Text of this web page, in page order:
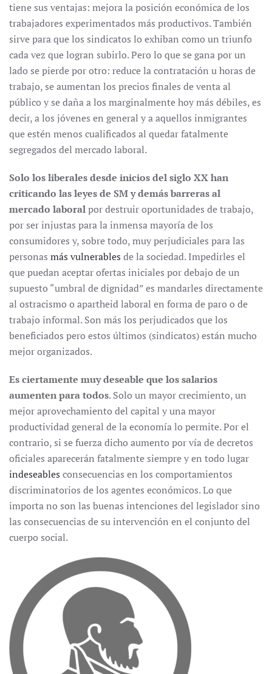
tiene sus ventajas: mejora la posición económica de los
trabajadores experimentados más productivos. También
sirve para que los sindicatos lo exhiban como un triunfo
cada vez que logran subirlo. Pero lo que se gana por un
lado se pierde por otro: reduce la contratación u horas de
trabajo, se aumentan los precios finales de venta al
público y se daña a los marginalmente hoy más débiles, es
decir, a los jóvenes en general y a aquellos inmigrantes
que estén menos cualificados al quedar fatalmente
segregados del mercado laboral.
Solo los liberales desde inicios del siglo XX han
criticando las leyes de SM y demás barreras al
mercado laboralpor destruir oportunidades de trabajo,
por ser injustas para la inmensa mayoría de los
consumidores y, sobre todo, muy perjudiciales para las
personas más vulnerables de la sociedad. Impedirles el
que puedan aceptar ofertas iniciales por debajo de un
supuesto “umbral de dignidad” es mandarles directamente
al ostracismo o apartheid laboral en forma de paro o de
trabajo informal. Son más los perjudicados que los
beneficiados pero estos últimos (sindicatos) están mucho
mejor organizados.
Es ciertamente muy deseable que los salarios
aumenten para todos. Solo un mayor crecimiento, un
mejor aprovechamiento del capital y una mayor
productividad general de la economía lo permite. Por el
contrario, si se fuerza dicho aumento por vía de decretos
oficiales aparecerán fatalmente siempre y en todo lugar
indeseables consecuencias en los comportamientos
discriminatorios de los agentes económicos. Lo que
importa no son las buenas intenciones del legislador sino
las consecuencias de su intervención en el conjunto del
cuerpo social.